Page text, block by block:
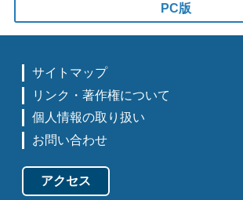
PC版
サイトマップ
リンク・著作権について
個人情報の取り扱い
お問い合わせ
アクセス